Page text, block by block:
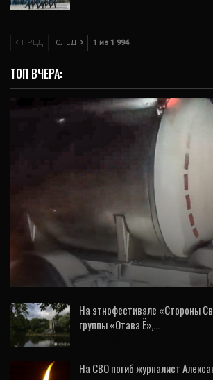
ПРЕД СЛЕД 1 из 1 994
ТОП ВЧЕРА:
ВИДЕО
На Урале не знают, когда
вывоз молока в другие
На этнофестивале «Стороны
группы «Отава Ё»,…
На СВО погиб журналист